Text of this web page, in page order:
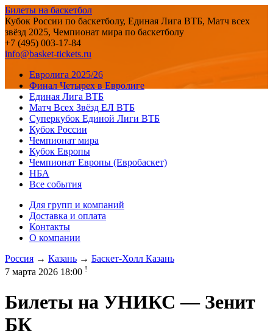
Билеты на баскетбол
Кубок России по баскетболу, Единая Лига ВТБ, Матч всех
звёзд 2025, Чемпионат мира по баскетболу
+7 (495) 003-17-84
info@basket-tickets.ru
Евролига 2025/26
Финал Четырех в Евролиге
Единая Лига ВТБ
Матч Всех Звёзд ЕЛ ВТБ
Суперкубок Единой Лиги ВТБ
Кубок России
Чемпионат мира
Кубок Европы
Чемпионат Европы (Евробаскет)
НБА
Все события
Для групп и компаний
Доставка и оплата
Контакты
О компании
Россия → Казань → Баскет-Холл Казань
7 марта 2026 18:00 !
Билеты на УНИКС — Зенит
БК